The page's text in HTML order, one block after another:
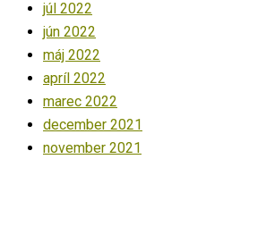
júl 2022
jún 2022
máj 2022
apríl 2022
marec 2022
december 2021
november 2021